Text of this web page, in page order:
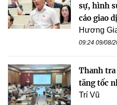
sự, hình
cáo giao
Hương
09:24 09/08/
Thanh tra
tăng tốc
Trí Vũ